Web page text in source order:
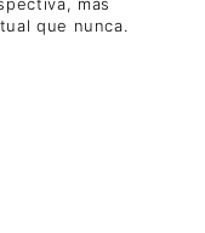
que nunca.